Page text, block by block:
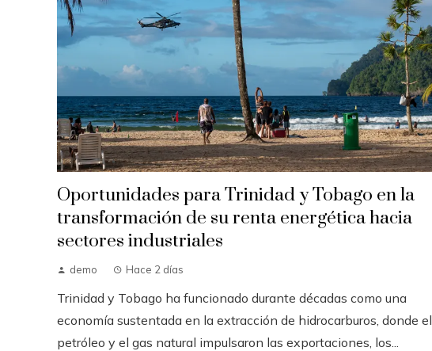
Oportunidades para Trinidad y Tobago en la
transformación de su renta energética hacia
sectores industriales
demo Hace 2 días
Trinidad y Tobago ha funcionado durante décadas como una
economía sustentada en la extracción de hidrocarburos, donde el
petróleo y el gas natural impulsaron las exportaciones, los...